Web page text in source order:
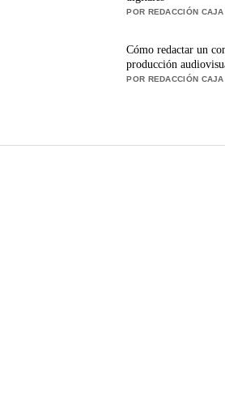
POR REDACCIÓN
Cómo redactar un
producción
POR REDACCIÓN